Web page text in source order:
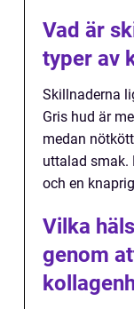
Vad är
typer av
Skillnaderna
Gris hud är
medan
uttalad smak.
och en
Vilka
genom